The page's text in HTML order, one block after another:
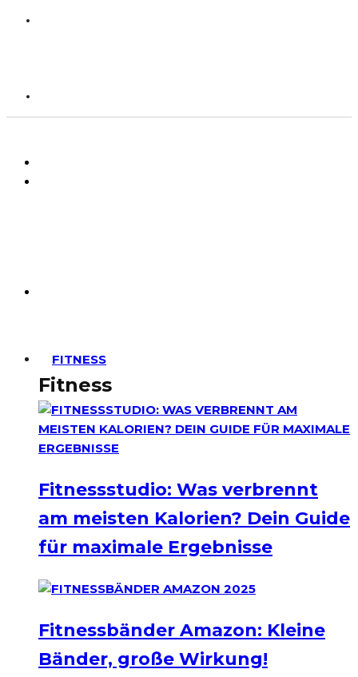
FITNESS
Fitness
Fitnessstudio: Was verbrennt
am meisten Kalorien? Dein Guide
für maximale Ergebnisse
Fitnessbänder Amazon: Kleine
Bänder, große Wirkung!